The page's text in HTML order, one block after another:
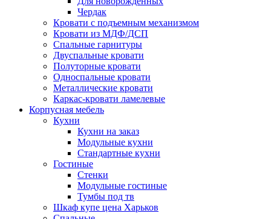
Чердак
Кровати с подъемным механизмом
Кровати из МДФ/ДСП
Спальные гарнитуры
Двуспальные кровати
Полуторные кровати
Односпальные кровати
Металлические кровати
Каркас-кровати ламелевые
Корпусная мебель
Кухни
Кухни на заказ
Модульные кухни
Стандартные кухни
Гостиные
Стенки
Модульные гостиные
Тумбы под тв
Шкаф купе цена Харьков